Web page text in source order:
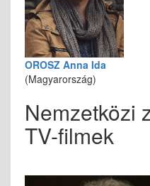
OROSZ Anna Ida
(Magyarország)
Nemzetközi
TV-filmek